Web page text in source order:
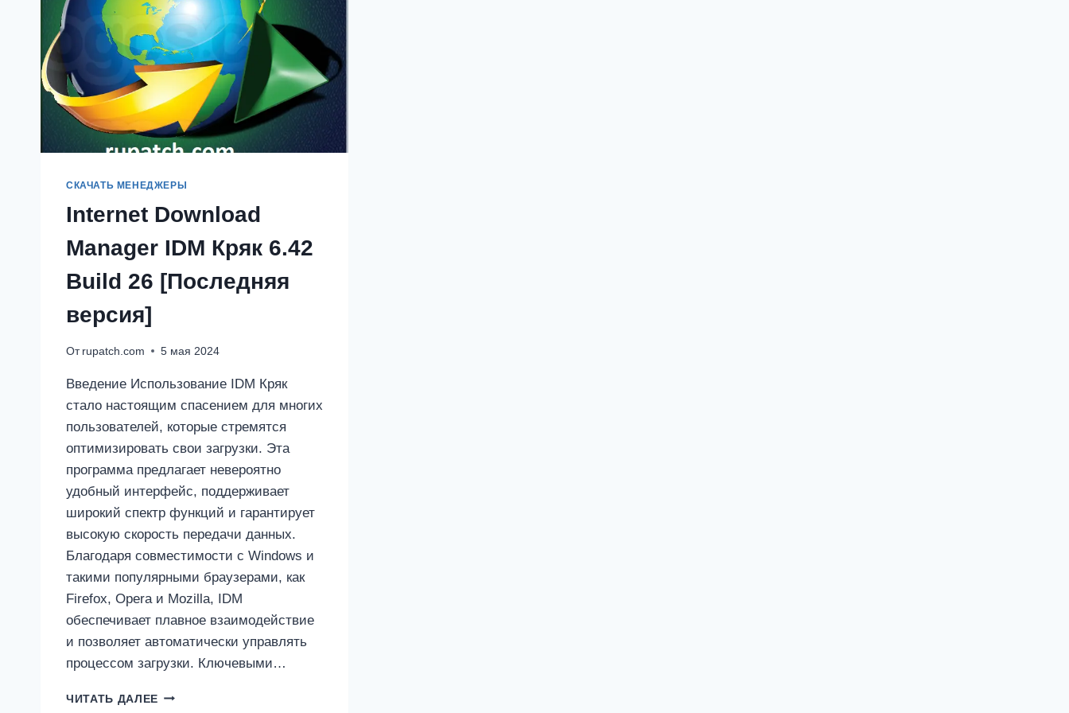
СКАЧАТЬ МЕНЕДЖЕРЫ
Internet Download
Manager IDM Кряк 6.42
Build 26 [Последняя
версия]
От rupatch.com 5 мая 2024
Введение Использование IDM Кряк
стало настоящим спасением для многих
пользователей, которые стремятся
оптимизировать свои загрузки. Эта
программа предлагает невероятно
удобный интерфейс, поддерживает
широкий спектр функций и гарантирует
высокую скорость передачи данных.
Благодаря совместимости с Windows и
такими популярными браузерами, как
Firefox, Opera и Mozilla, IDM
обеспечивает плавное взаимодействие
и позволяет автоматически управлять
процессом загрузки. Ключевыми…
ЧИТАТЬ ДАЛЕЕ INTERNET